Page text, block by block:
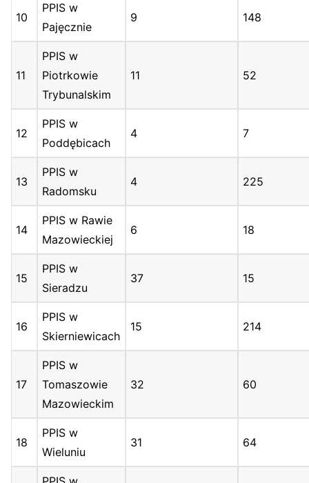
10
PPIS w
Pajęcznie
9 148
11
PPIS w
Piotrkowie
Trybunalskim
11 52
12
PPIS w
Poddębicach
4 7
13
PPIS w
Radomsku
4 225
14
PPIS w Rawie
Mazowieckiej
6 18
15
PPIS w
Sieradzu
37 15
16
PPIS w
Skierniewicach
15 214
17
PPIS w
Tomaszowie
Mazowieckim
32 60
18
PPIS w
Wieluniu
31 64